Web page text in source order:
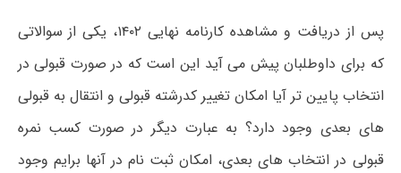
پس از دریافت و مشاهده کارنامه نهایی ۱۴۰۲، یکی از سوالاتی
که برای داوطلبان پیش می آید این است که در صورت قبولی در
انتخاب پایین تر آیا امکان تغییر کدرشته قبولی و انتقال به قبولی
های بعدی وجود دارد؟ به عبارت دیگر در صورت کسب نمره
قبولی در انتخاب های بعدی، امکان ثبت نام در آنها برایم وجود